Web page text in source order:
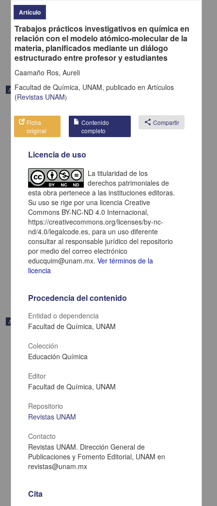
de proteínas intracelulares
Rodríguez Sotres, Rogelio - Facultad de Química, UNAM
2018-08-25
Biología y Química
Artículo
Teaching Photochemistry with Microscale Experiments. A
Contribution for the Ongoing Curriculum Modernisation
Walter Tausch, Michael - Facultad de Química, UNAM
2018-08-25
Biología y Química
Artículo
Experiments in Dyes and Dyeing Means to better understand the
nature of intermolecular forces
2018-08-25
Biología y Química
Artículo
Trabajos prácticos investigativos en química en
relación con el modelo atómico-molecular de la
materia, planificados mediante un diálogo
estructurado entre profesor y estudiantes
Caamaño Ros, Aureli
Facultad de Química, UNAM, publicado enArtículos
(Revistas UNAM)
Ficha
original
Contenido
completo
share Compartir
Licencia de uso
La titularidad de los
derechos patrimoniales de
esta obra pertenece a las instituciones editoras.
Su uso se rige por una licencia Creative
Commons BY-NC-ND 4.0 Internacional,
https://creativecommons.org/licenses/by-nc-
nd/4.0/legalcode.es, para un uso diferente
consultar al responsable jurídico del repositorio
por medio del correo electrónico
educquim@unam.mx.Ver términos de la
licencia
Procedencia del contenido
Entidad o dependencia
Facultad de Química, UNAM
Colección
Educación Química
Editor
Facultad de Química, UNAM
Repositorio
Revistas UNAM
Contacto
Revistas UNAM. Dirección General de
Publicaciones y Fomento Editorial, UNAM en
revistas@unam.mx
Cita